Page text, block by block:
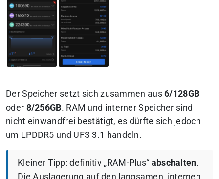
Der Speicher setzt sich zusammen aus6/128GB
oder 8/256GB. RAM und interner Speicher sind
nicht einwandfrei bestätigt, es dürfte sich jedoch
um LPDDR5 und UFS 3.1 handeln.
Kleiner Tipp: definitiv „RAM-Plus“ abschalten.
Die Auslagerung auf den langsamen, internen